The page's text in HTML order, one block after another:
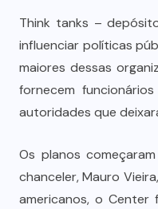
Think tanks –
influenciar políticas
maiores dessas
fornecem
autoridades que
Os planos
chanceler, Mauro
americanos, o Center